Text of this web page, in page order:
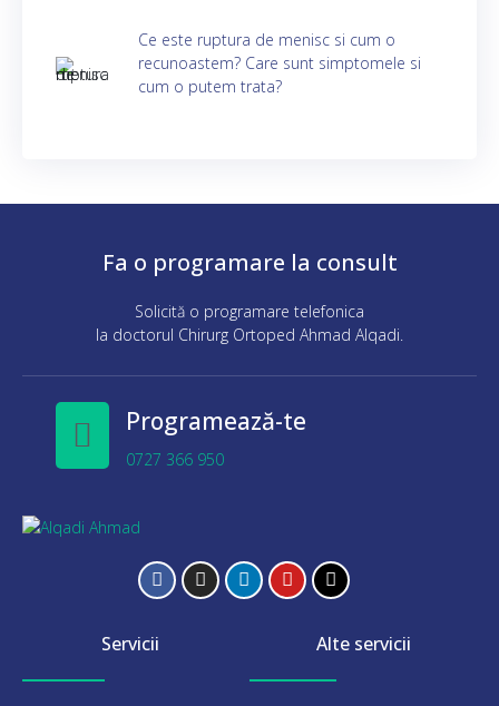
Ce este ruptura de menisc si cum o
recunoastem? Care sunt simptomele si
cum o putem trata?
Fa o programare la consult
Solicită o programare telefonica
la doctorul Chirurg Ortoped Ahmad Alqadi.
Programează-te
0727 366 950
Servicii Alte servicii